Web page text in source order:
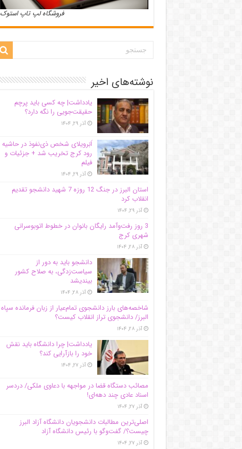
فروشگاه لپ تاپ استوک
نوشته‌های اخیر
یادداشت| ‌چه کسی باید پرچم
حقیقت‌جویی را نگه دارد؟
آذر ۲۹, ۱۴۰۴
اَبَر‌ویلای شخص ذی‌نفوذ در حاشیه‌
رود کرج تخریب شد + جزئیات و
فیلم
آذر ۲۹, ۱۴۰۴
استان البرز در جنگ 12 روزه 7 شهید دانشجو تقدیم
انقلاب کرد
آذر ۲۹, ۱۴۰۴
3 روز رفت‌وآمد رایگان بانوان در خطوط اتوبوسرانی
شهری کرج
آذر ۲۸, ۱۴۰۴
دانشجو باید به دور از
سیاست‌زدگی، به صلاح کشور
بیندیشد
آذر ۲۸, ۱۴۰۴
شاخصه‌های بارز دانشجوی تمام‌عیار از زبان فرمانده سپاه
البرز/ دانشجوی تراز انقلاب کیست؟
آذر ۲۸, ۱۴۰۴
یادداشت| چرا دانشگاه باید نقش
خود را بازآرایی کند؟
آذر ۲۷, ۱۴۰۴
مصائب دستگاه قضا در مواجهه با دعاوی ملکی/ دردسر
اسناد عادی چند‌ دهه‌ای!
آذر ۲۷, ۱۴۰۴
اصلی‌ترین مطالبات دانشجویان دانشگاه آزاد البرز
چیست؟/ گفت‌وگو با رئیس دانشگاه آز‌اد
آذر ۲۷, ۱۴۰۴